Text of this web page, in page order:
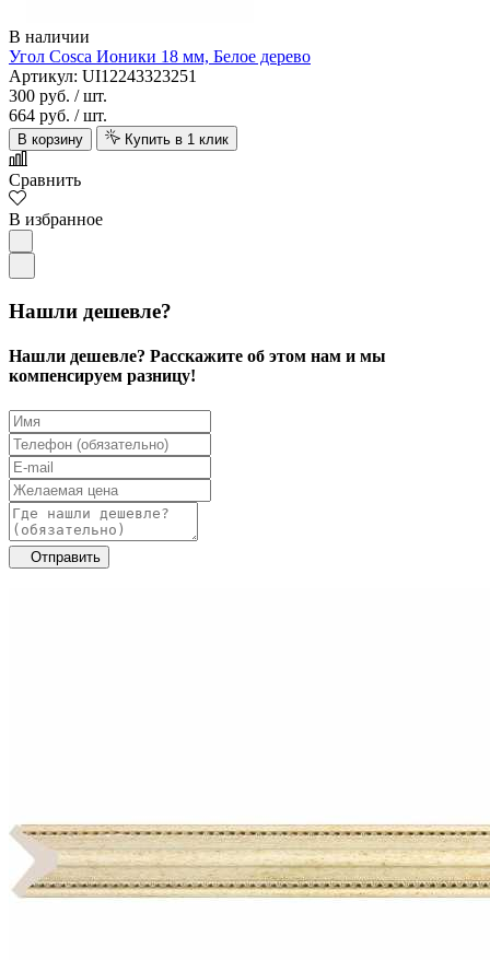
В наличии
Угол Cosca Ионики 18 мм, Белое дерево
Артикул: UI12243323251
300 руб. / шт.
664 руб. / шт.
В корзину Купить в 1 клик
Сравнить
В избранное
Нашли дешевле?
Нашли дешевле? Расскажите об этом нам и мы
компенсируем разницу!
Отправить